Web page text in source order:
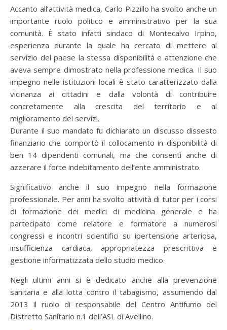
Accanto all’attività medica, Carlo Pizzillo ha svolto anche un
importante ruolo politico e amministrativo per la sua
comunità. È stato infatti sindaco di Montecalvo Irpino,
esperienza durante la quale ha cercato di mettere al
servizio del paese la stessa disponibilità e attenzione che
aveva sempre dimostrato nella professione medica. Il suo
impegno nelle istituzioni locali è stato caratterizzato dalla
vicinanza ai cittadini e dalla volontà di contribuire
concretamente alla crescita del territorio e al
miglioramento dei servizi.
Durante il suo mandato fu dichiarato un discusso dissesto
finanziario che comportò il collocamento in disponibilità di
ben 14 dipendenti comunali, ma che consentì anche di
azzerare il forte indebitamento dell’ente amministrato.
Significativo anche il suo impegno nella formazione
professionale. Per anni ha svolto attività di tutor per i corsi
di formazione dei medici di medicina generale e ha
partecipato come relatore e formatore a numerosi
congressi e incontri scientifici su ipertensione arteriosa,
insufficienza cardiaca, appropriatezza prescrittiva e
gestione informatizzata dello studio medico.
Negli ultimi anni si è dedicato anche alla prevenzione
sanitaria e alla lotta contro il tabagismo, assumendo dal
2013 il ruolo di responsabile del Centro Antifumo del
Distretto Sanitario n.1 dell’ASL di Avellino.